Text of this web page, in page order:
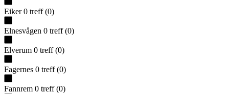
Eiker 0 treff (0)
Elnesvågen 0 treff (0)
Elverum 0 treff (0)
Fagernes 0 treff (0)
Fannrem 0 treff (0)